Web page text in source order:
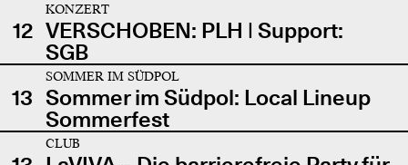
12
KONZERT
VERSCHOBEN: PLH | Support:
SGB
13
SOMMER IM SÜDPOL
Sommer im Südpol: Local Lineup
Sommerfest
CLUB